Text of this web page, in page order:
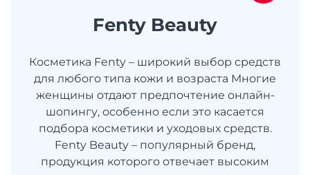
Fenty Beauty
Косметика Fenty – широкий выбор средств
для любого типа кожи и возраста Многие
женщины отдают предпочтение онлайн-
шопингу, особенно если это касается
подбора косметики и уходовых средств.
Fenty Beauty – популярный бренд,
продукция которого отвечает высоким